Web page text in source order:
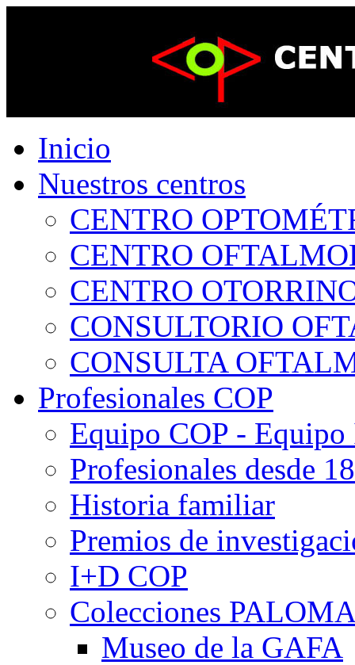
Inicio
Nuestros centros
CENTRO
CENTRO
CENTRO
CONSULTORIO
CONSULTA
Profesionales COP
Equipo COP -
Profesionales desde
Historia familiar
Premios de
I+D COP
Colecciones
Museo de la GAFA